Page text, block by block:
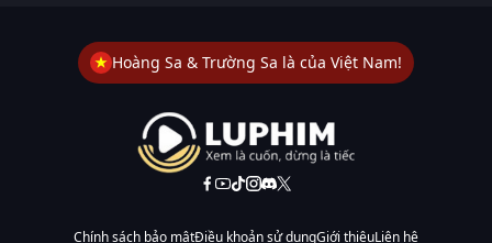
Hoàng Sa & Trường Sa là của Việt Nam!
Chính sách bảo mậtĐiều khoản sử dụngGiới thiệuLiên hệ